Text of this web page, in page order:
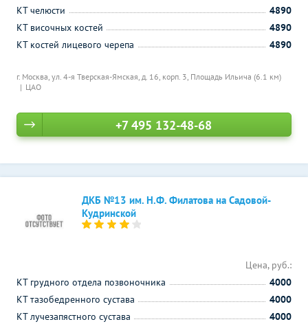
г. Москва, ул. 4-я Тверская-Ямская, д. 16, корп. 3, Площадь Ильича (6.1 км)
ЦАО
КТ челюсти
4890
КТ височных костей
4890
КТ костей лицевого черепа
4890
+7 495 132-48-68
ДКБ №13 им. Н.Ф. Филатова на Садовой-
Кудринской
Цена, руб.:
КТ грудного отдела позвоночника
4000
КТ тазобедренного сустава
4000
КТ лучезапястного сустава
4000